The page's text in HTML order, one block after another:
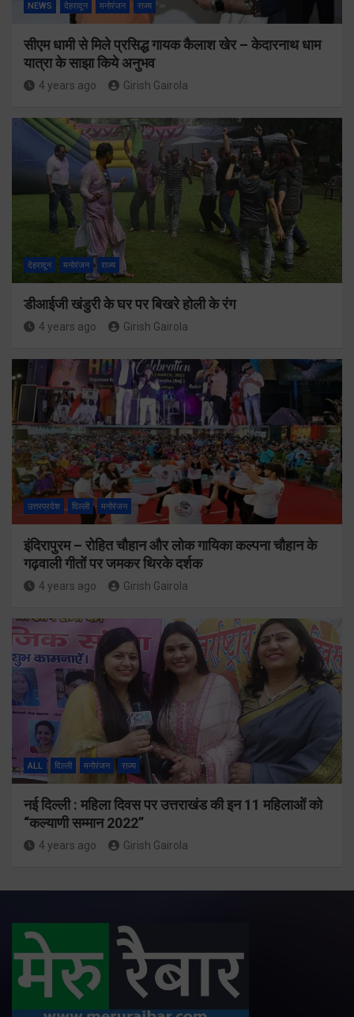
NEWS देहरादून मनोरंजन राज्य
सीएम धामी से मिले प्रसिद्ध गायक कैलाश खेर – केदारनाथ धाम
यात्रा के साझा किये अनुभव
4 years ago Girish Gairola
देहरादून मनोरंजन राज्य
डीआईजी खंडुरी के घर पर बिखरे होली के रंग
4 years ago Girish Gairola
उत्तरप्रदेश दिल्ली मनोरंजन
इंदिरापुरम – रोहित चौहान और लोक गायिका कल्पना चौहान के
गढ़वाली गीतों पर जमकर थिरके दर्शक
4 years ago Girish Gairola
ALL दिल्ली मनोरंजन राज्य
नई दिल्ली : महिला दिवस पर उत्तराखंड की इन 11 महिलाओं को
“कल्याणी सम्मान 2022”
4 years ago Girish Gairola